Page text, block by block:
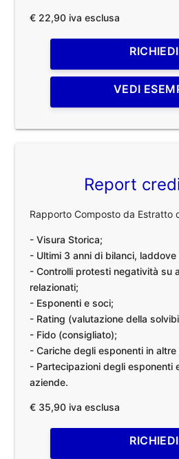
€ 22,90 iva esclusa
RICHIEDI
VEDI
Report
Rapporto Composto da Estratto
- Visura Storica;
- Ultimi 3 anni di bilanci,
- Controlli protesti negatività su
relazionati;
- Esponenti e soci;
- Rating (valutazione della
- Fido (consigliato);
- Cariche degli esponenti in altre
- Partecipazioni degli esponenti
aziende.
€ 35,90 iva esclusa
RICHIEDI